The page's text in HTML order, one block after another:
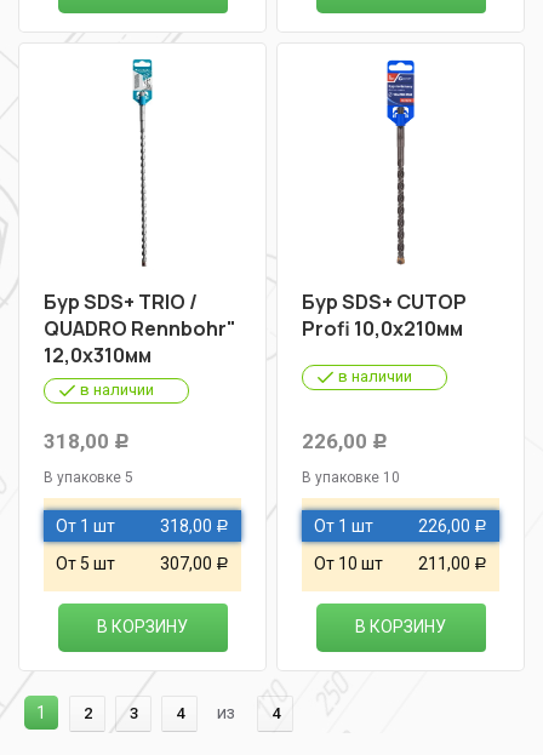
Бур SDS+ TRIO /
QUADRO Rennbohr"
12,0х310мм
в наличии
318,00 Р
В упаковке 5
От 1 шт 318,00 Р
От 5 шт 307,00 Р
В КОРЗИНУ
Бур SDS+ CUTOP
Profi 10,0х210мм
в наличии
226,00 Р
В упаковке 10
От 1 шт 226,00 Р
От 10 шт 211,00 Р
В КОРЗИНУ
1 2 3 4 из 4